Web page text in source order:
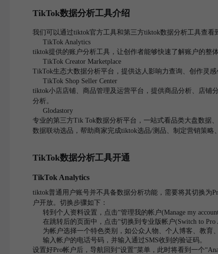
TikTok数据分析工具介绍
我们可以通过tiktok官方工具和第三方tiktok数据分析工具查看
TikTok Analytics
tiktok提供的账户分析工具，让创作者能够快速了解账户的整
TikTok Creator Marketplace
TikTok生态大数据分析平台，提供达人影响力查询、创作灵
TikTok Shop Seller Center
tiktok小店店铺、商品管理及运营平台，提供商品分析、店铺
分析。
Glodastory
专业的第三方Tik Tok数据分析平台，一站式看品类大盘数据
数据联动选品，帮助商家完成tiktok选品/测品、制定营销策略
TikTok数据分析工具开通
TikTok Analytics
tiktok普通用户账号并不具备数据分析功能，需要将其切换为
户开放。切换步骤如下：
转到个人资料设置，点击“管理我的帐户(Manage my
在跳转后的页面中，点击“切换到专业版帐户(Switch to Pro
为帐户选择一个特色类别，如公众人物、个人博客、教育
输入帐户的电话号码，并输入通过SMS收到的验证码。
设置好Pro帐户后，导航回到“设置”菜单，此时将看到一个